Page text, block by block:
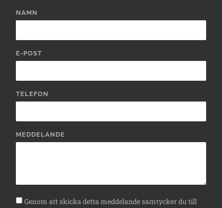
NAMN
E-POST
TELEFON
MEDDELANDE
Genom att skicka detta meddelande samtycker du till